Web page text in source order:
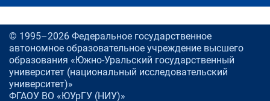
© 1995–2026 Федеральное государственное
автономное образовательное учреждение высшего
образования «Южно-Уральский государственный
университет (национальный исследовательский
университет)»
ФГАОУ ВО «ЮУрГУ (НИУ)»